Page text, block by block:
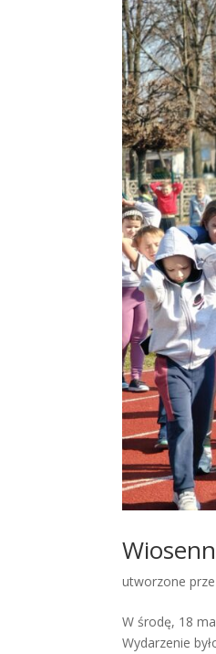
utworzone
W środę, 18
Wydarzenie